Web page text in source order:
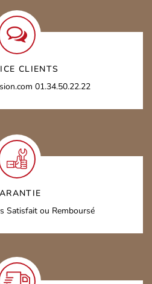
CLIENTS
01.34.50.22.22
Satisfait ou Remboursé